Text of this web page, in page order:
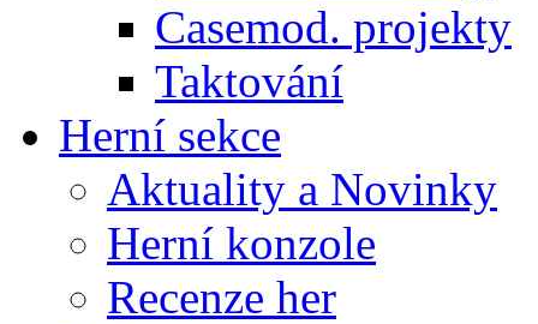
Casemod. projekty
Taktování
Herní sekce
Aktuality a Novinky
Herní konzole
Recenze her